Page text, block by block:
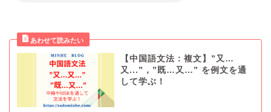
【中国語文法：複文】”又…
又...”，”既…又…” を例文を通
して学ぶ！